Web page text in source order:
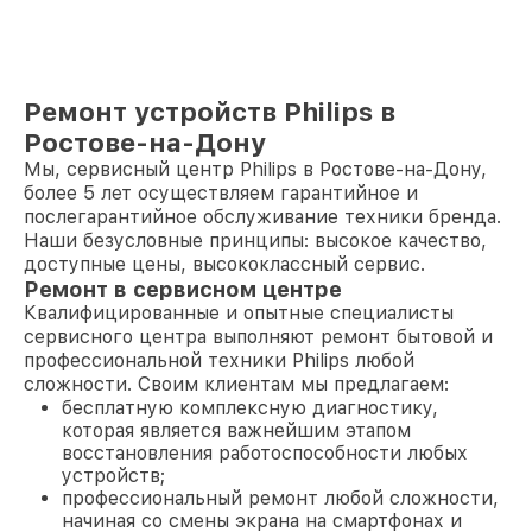
Ремонт устройств Philips в
Ростове-на-Дону
Мы, сервисный центр Philips в Ростове-на-Дону,
более 5 лет осуществляем гарантийное и
послегарантийное обслуживание техники бренда.
Наши безусловные принципы: высокое качество,
доступные цены, высококлассный сервис.
Ремонт в сервисном центре
Квалифицированные и опытные специалисты
сервисного центра выполняют ремонт бытовой и
профессиональной техники Philips любой
сложности. Своим клиентам мы предлагаем:
бесплатную комплексную диагностику,
которая является важнейшим этапом
восстановления работоспособности любых
устройств;
профессиональный ремонт любой сложности,
начиная со смены экрана на смартфонах и